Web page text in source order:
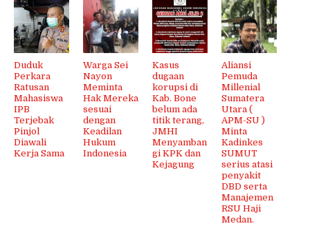
Duduk
Perkara
Ratusan
Mahasiswa
IPB
Terjebak
Pinjol
Diawali
Kerja Sama
Warga Sei
Nayon
Meminta
Hak Mereka
sesuai
dengan
Keadilan
Hukum
Indonesia
Kasus
dugaan
korupsi di
Kab. Bone
belum ada
titik terang,
JMHI
Menyamban
gi KPK dan
Kejagung
Aliansi
Pemuda
Millenial
Sumatera
Utara (
APM-SU )
Minta
Kadinkes
SUMUT
serius atasi
penyakit
DBD serta
Manajemen
RSU Haji
Medan.